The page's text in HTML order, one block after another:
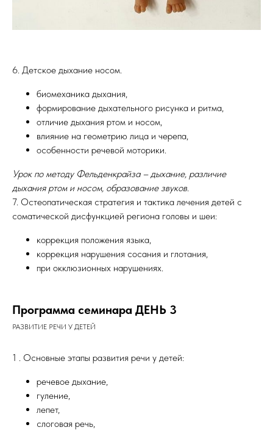
6. Детское дыхание носом.
биомеханика дыхания,
формирование дыхательного рисунка и ритма,
отличие дыхания ртом и носом,
влияние на геометрию лица и черепа,
особенности речевой моторики.
Урок по методу Фельденкрайза – дыхание, различие
дыхания ртом и носом, образование звуков.
7. Остеопатическая стратегия и тактика лечения детей с
соматической дисфункцией региона головы и шеи:
коррекция положения языка,
коррекция нарушения сосания и глотания,
при окклюзионных нарушениях.
Программа семинара ДЕНЬ 3
РАЗВИТИЕ РЕЧИ У ДЕТЕЙ
1 . Основные этапы развития речи у детей:
речевое дыхание,
гуление,
лепет,
слоговая речь,